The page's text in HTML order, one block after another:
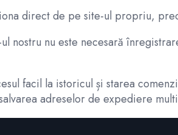
direct de pe site-ul propriu,
nostru nu este necesară
facil la istoricul și starea
adreselor de expediere